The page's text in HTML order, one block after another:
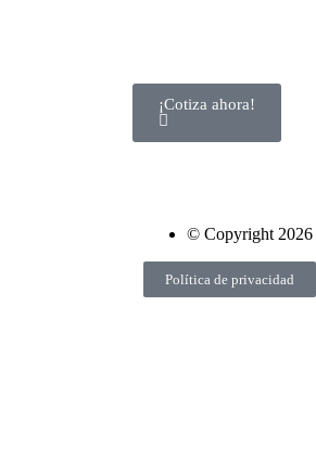
¡Cotiza ahora!
© Copyright 2026
Política de privacidad